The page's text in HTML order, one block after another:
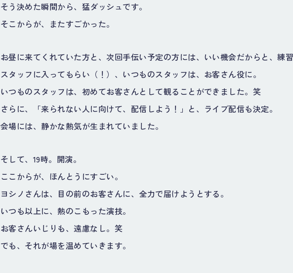
そう決めた瞬間から、猛ダッシュです。
そこからが、またすごかった。
お昼に来てくれていた方と、次回手伝い予定の方には、いい機会だからと、練
スタッフに入ってもらい（！）、いつものスタッフは、お客さん役に。
いつものスタッフは、初めてお客さんとして観ることができました。笑
さらに、「来られない人に向けて、配信しよう！」と、ライブ配信も決定。
会場には、静かな熱気が生まれていました。
そして、19時。開演。
ここからが、ほんとうにすごい。
ヨシノさんは、目の前のお客さんに、全力で届けようとする。
いつも以上に、熱のこもった演技。
お客さんいじりも、遠慮なし。笑
でも、それが場を温めていきます。